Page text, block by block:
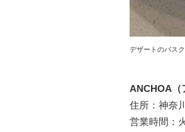
デザートのバス
ANCHOA（
住所：神奈
営業時間：